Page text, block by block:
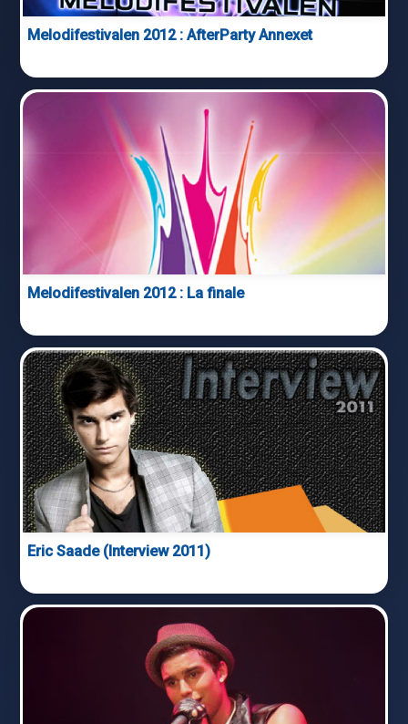
Melodifestivalen 2012 : AfterParty Annexet
Melodifestivalen 2012 : La finale
Eric Saade (Interview 2011)